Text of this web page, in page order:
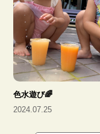
色水遊び🌈
2024.07.25